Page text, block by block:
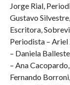
Jorge Rial,
Gustavo
Escritora,
Periodista –
– Daniela
– Ana
Fernando